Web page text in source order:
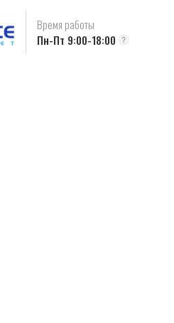
Пн-Пт 9:00-18:00
Время работы